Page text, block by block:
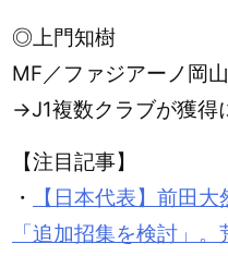
◎上門知樹
MF／ファジアーノ岡
→J1複数クラブが獲得
【注目記事】
・
【日本代表】前田
「追加招集を検討」